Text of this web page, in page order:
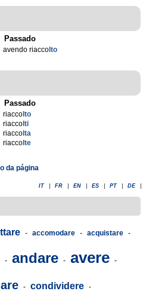
Passado
avendo riacco lto
Passado
riacco lto
riacco lti
riacco lta
riacco lte
da página
IT FR EN ES PT DE
- accomodare - acquistare -
- andare - avere -
- condividere -